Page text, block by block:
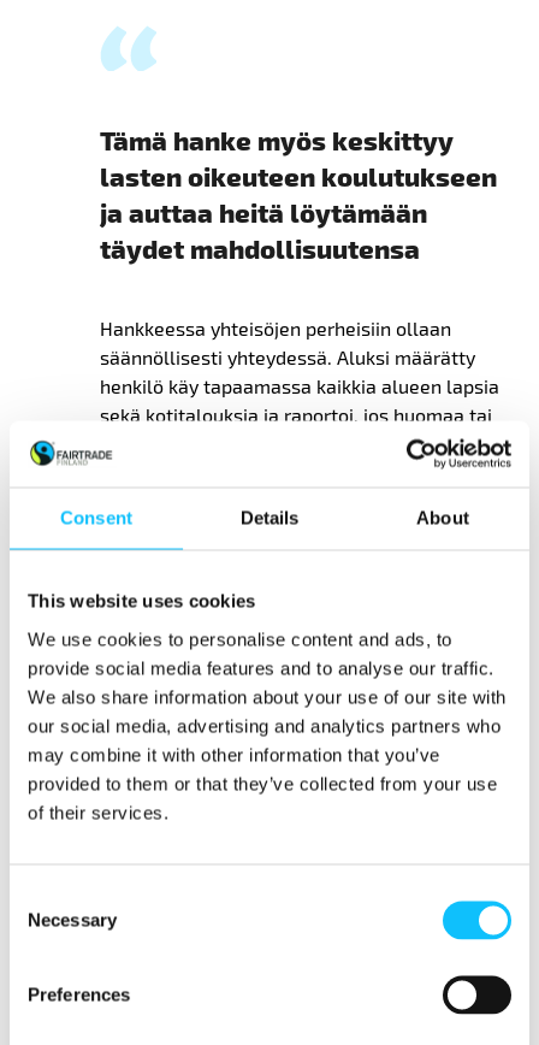
Consent Details About
This website uses cookies
We use cookies to personalise content and ads, to
provide social media features and to analyse our traffic.
We also share information about your use of our site with
our social media, advertising and analytics partners who
may combine it with other information that you’ve
provided to them or that they’ve collected from your use
of their services.
Selection
Necessary
Preferences
Tämä hanke myös keskittyy
lasten oikeuteen koulutukseen
ja auttaa heitä löytämään
täydet mahdollisuutensa
Hankkeessa yhteisöjen perheisiin ollaan
säännöllisesti yhteydessä. Aluksi määrätty
henkilö käy tapaamassa kaikkia alueen lapsia
sekä kotitalouksia ja raportoi, jos huomaa tai
kuulee lapselta haitallisesta lapsityöstä.
Lasten tilannetta seurataan ja lapsille ja
tukea
Seurantakäyntejä järjestetään
Kaakaonviljelijöiden
köyhyyden vähentäminen on
tärkeää
Ghana on maailman toiseksi suurin
kaakaon tuotannossa ja tietoisuus lasten
uurisyynä lapsityövoiman hyväksikäyttöön on
viljeli